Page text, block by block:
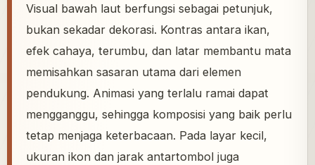
Visual bawah laut berfungsi sebagai petunjuk,
bukan sekadar dekorasi. Kontras antara ikan,
efek cahaya, terumbu, dan latar membantu mata
memisahkan sasaran utama dari elemen
pendukung. Animasi yang terlalu ramai dapat
mengganggu, sehingga komposisi yang baik perlu
tetap menjaga keterbacaan. Pada layar kecil,
ukuran ikon dan jarak antartombol juga